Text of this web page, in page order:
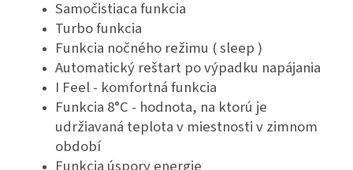
Samočistiaca funkcia
Turbo funkcia
Funkcia nočného režimu ( sleep )
Automatický reštart po výpadku napájania
I Feel - komfortná funkcia
Funkcia 8°C - hodnota, na ktorú je
udržiavaná teplota v miestnosti v zimnom
období